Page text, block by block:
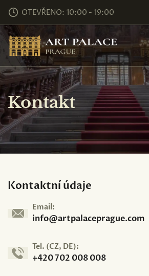
OTEVŘENO: 10:00 - 19:00
Kontakt
Kontaktní údaje
Email:
info@artpalaceprague.com
Tel. (CZ, DE):
+420 702 008 008